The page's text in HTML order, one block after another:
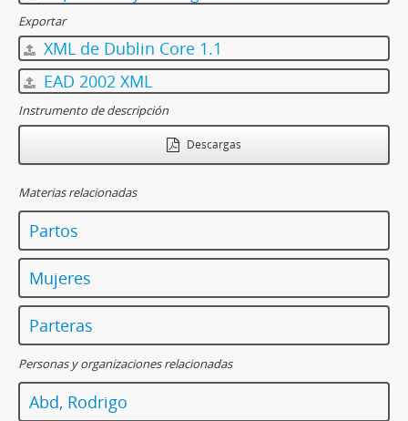
Exportar
XML de Dublin Core 1.1
EAD 2002 XML
Instrumento de descripción
Descargas
Materias relacionadas
Partos
Mujeres
Parteras
Personas y organizaciones relacionadas
Abd, Rodrigo